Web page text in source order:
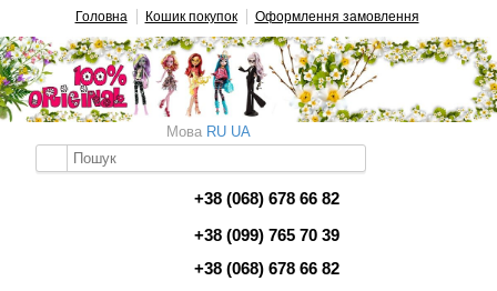
Головна Кошик покупок Оформлення замовлення
Мова RU UA
+38 (068) 678 66 82
+38 (099) 765 70 39
+38 (068) 678 66 82